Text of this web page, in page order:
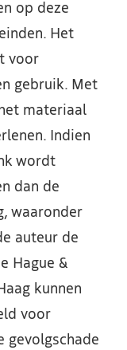
op deze
Het
voor
gebruik. Met
materiaal
Indien
wordt
dan de
waaronder
auteur de
Hague &
kunnen
voor
gevolgschade